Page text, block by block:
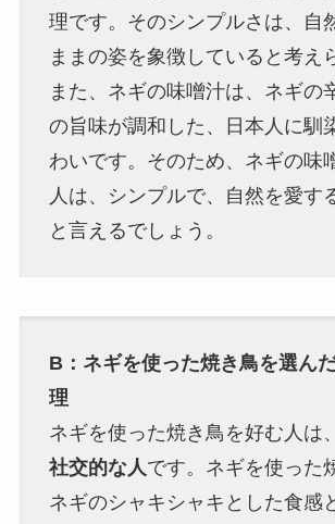
理です。そのシンプルさは、自
ままの姿を象徴していると考え
また、ネギの味噌汁は、ネギの
の旨味が調和した、日本人に馴
わいです。そのため、ネギの味
人は、シンプルで、自然を愛す
と言えるでしょう。
B：ネギを使った焼き鳥を選ん
理
ネギを使った焼き鳥を好む人は、
社交的な人 です。ネギを使った
ネギのシャキシャキとした食感